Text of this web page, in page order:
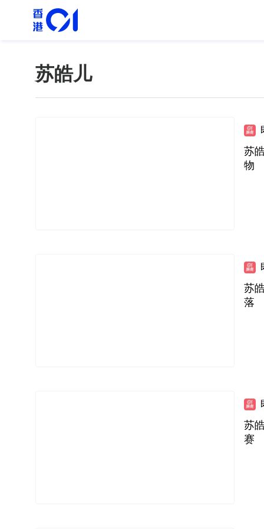
苏皓儿
苏
物
苏
落
苏
赛